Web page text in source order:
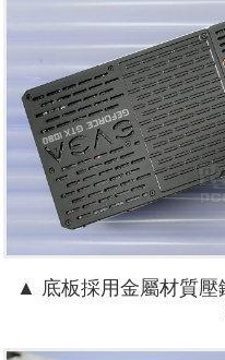
▲ 底板採用金屬材質壓